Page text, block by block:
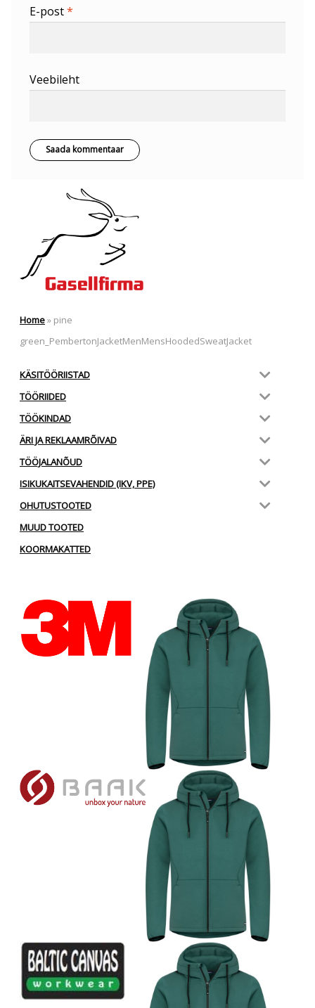
E-post*
Veebileht
Home» pine
green_PembertonJacketMenMensHoodedSweatJacket
KÄSITÖÖRIISTAD
TÖÖRIIDED
TÖÖKINDAD
ÄRI JA REKLAAMRÕIVAD
TÖÖJALANÕUD
ISIKUKAITSEVAHENDID (IKV, PPE)
OHUTUSTOOTED
MUUD TOOTED
KOORMAKATTED